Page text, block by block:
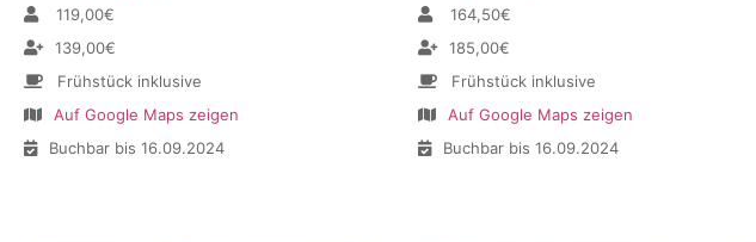
119,00€
139,00€
Frühstück inklusive
Auf Google Maps zeigen
Buchbar bis 16.09.2024
164,50€
185,00€
Frühstück inklusive
Auf Google Maps zeigen
Buchbar bis 16.09.2024